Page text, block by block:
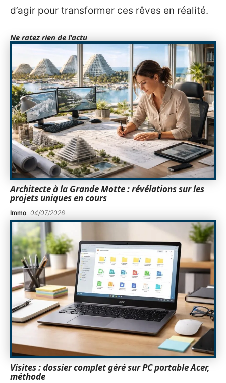
d’agir pour transformer ces rêves en réalité.
Ne ratez rien de l'actu
Architecte à la Grande Motte : révélations sur les
projets uniques en cours
Immo 04/07/2026
Visites : dossier complet géré sur PC portable Acer,
méthode